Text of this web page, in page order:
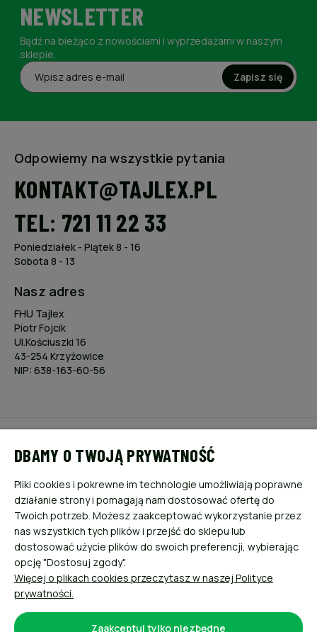
NEWSLETTER
Bądź na bieżąco z nowościami i wyprzedażami w naszym
sklepie.
Zapisz się
Odpowiemy na wszystkie pytania
KONTAKT@TAJLEX.PL
TEL: 721 11 22 33
Poniedziałek - Piątek 8 - 16
Sobota 8 - 13
Nasz adres
FHU Tajlex
Piotr Fojcik
Ul.Kościuszki 16
43-254 Krzyżowice
NIP: 638-163-60-56
PŁATNOŚCI I DOSTAWA
INFORMACJE
O NAS
DBAMY O TWOJĄ PRYWATNOŚĆ
Pliki cookies i pokrewne im technologie umożliwiają poprawne
działanie strony i pomagają nam dostosować ofertę do
Twoich potrzeb. Możesz zaakceptować wykorzystanie przez
nas wszystkich tych plików i przejść do sklepu lub
dostosować użycie plików do swoich preferencji, wybierając
opcję "Dostosuj zgody".
Więcej o plikach cookies przeczytasz w naszej Polityce
prywatności.
Zaakceptuj tylko niezbędne